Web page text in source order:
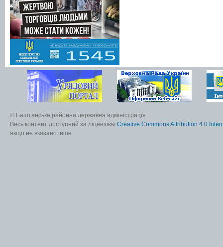
© Баштанська районна державна адміністрація
Весь контент доступний за ліцензією Creative Commons Attribution 4.0
якщо не вказано інше